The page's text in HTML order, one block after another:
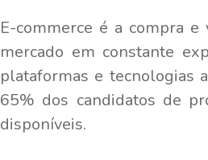
E-commerce é a compra
mercado em constante
plataformas e tecnologias
65% dos candidatos de
disponíveis.